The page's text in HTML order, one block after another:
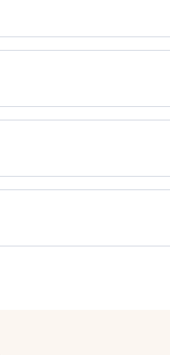
która łączy świeżość
kojący, pielęgnacyjny
przez cały dzień.
śliwy
BENZYL
CASTOR OIL,
CI 17200.